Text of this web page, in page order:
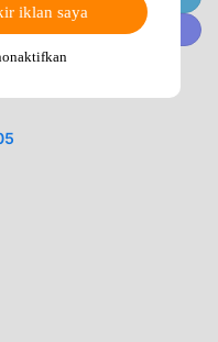
Dibandingkan
Beans memberikan
yang lebih kuat.
menginstalTommy
merasakan semua
itu, moddroid
para penggemar untuk
berbagi kebahagiaan
yang asliTommy Beans
komunitas Discord
iklan saya